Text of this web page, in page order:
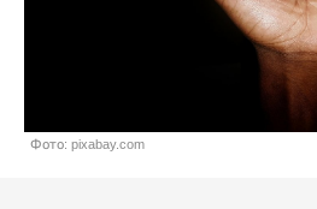
Фото: pixabay.com